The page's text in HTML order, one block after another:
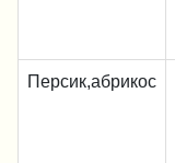
Персик,абрикос